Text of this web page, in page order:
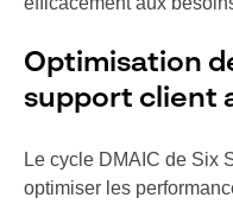
Optimisation
support client
Le cycle DMAIC de Six
optimiser les